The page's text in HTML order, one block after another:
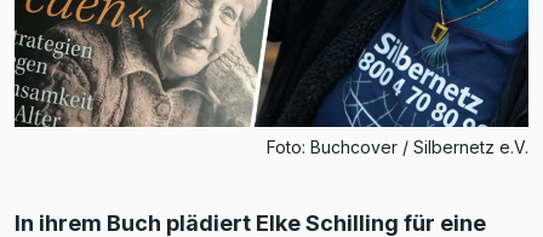
Foto: Buchcover / Silbernetz e.V.
In ihrem Buch plädiert Elke Schilling für eine